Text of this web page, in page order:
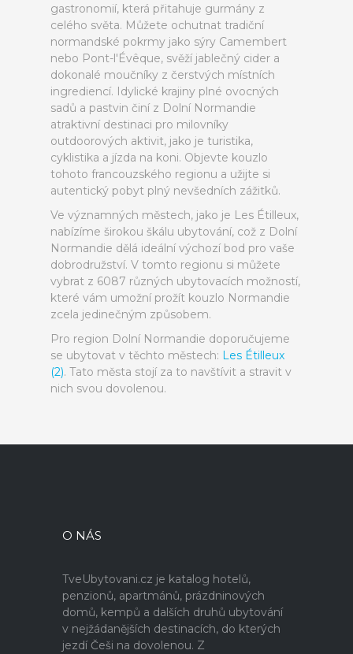
gastronomií, která přitahuje gurmány z
celého světa. Můžete ochutnat tradiční
normandské pokrmy jako sýry Camembert
nebo Pont-l'Évêque, svěží jablečný cider a
dokonalé moučníky z čerstvých místních
ingrediencí. Idylické krajiny plné ovocných
sadů a pastvin činí z Dolní Normandie
atraktivní destinaci pro milovníky
outdoorových aktivit, jako je turistika,
cyklistika a jízda na koni. Objevte kouzlo
tohoto francouzského regionu a užijte si
autentický pobyt plný nevšedních zážitků.
Ve významných městech, jako je Les Étilleux,
nabízíme širokou škálu ubytování, což z Dolní
Normandie dělá ideální výchozí bod pro vaše
dobrodružství. V tomto regionu si můžete
vybrat z 6087 různých ubytovacích možností,
které vám umožní prožít kouzlo Normandie
zcela jedinečným způsobem.
Pro region Dolní Normandie doporučujeme
se ubytovat v těchto městech: Les Étilleux
(2). Tato města stojí za to navštívit a stravit v
nich svou dovolenou.
O NÁS
TveUbytovani.cz je katalog hotelů,
penzionů, apartmánů, prázdninových
domů, kempů a dalších druhů ubytování
v nejžádanějších destinacích, do kterých
jezdí Češi na dovolenou. Z